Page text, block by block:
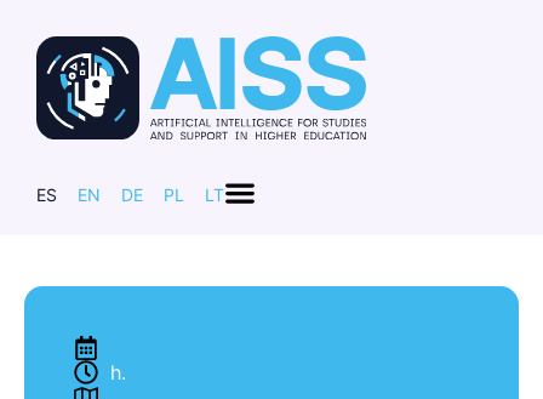
ES EN DE PL LT
h.